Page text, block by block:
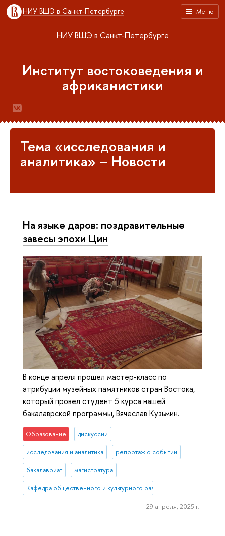
Меню
НИУ ВШЭ в Санкт-Петербурге
НИУ ВШЭ в Санкт-Петербурге
Институт востоковедения и
африканистики
Тема «исследования и
аналитика» – Новости
На языке даров: поздравительные
завесы эпохи Цин
В конце апреля прошел мастер-класс по
атрибуции музейных памятников стран Востока,
который провел студент 5 курса нашей
бакалаврской программы, Вячеслав Кузьмин.
Образование дискуссии
исследования и аналитика репортаж о событии
бакалавриат магистратура
Кафедра общественного и культурного развития Азии и Африки
29 апреля, 2025 г.